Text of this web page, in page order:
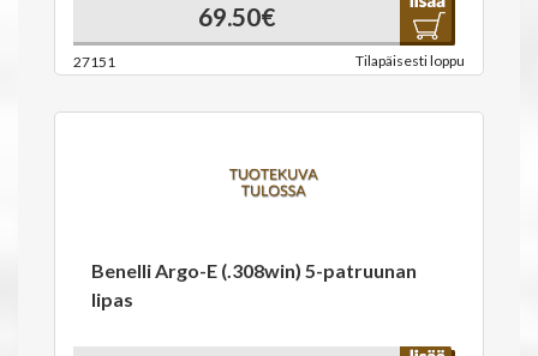
69.50€
27151 Tilapäisesti loppu
Benelli Argo-E (.308win) 5-patruunan
lipas